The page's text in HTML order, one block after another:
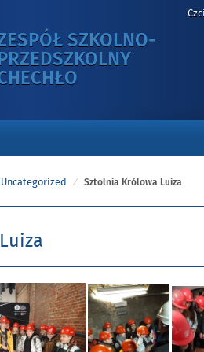
SZKOLNO-
PRZEDSZKOLNY
KRÓLOWA
Uncategorized Sztolnia Królowa Luiza